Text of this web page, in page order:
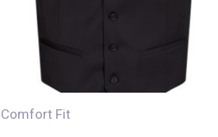
Comfort Fit